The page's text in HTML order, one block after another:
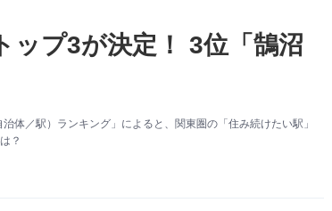
ップ3が決定！ 3位「鵠沼
体／駅）ランキング」によると、関東圏の「住み続けたい駅」
？